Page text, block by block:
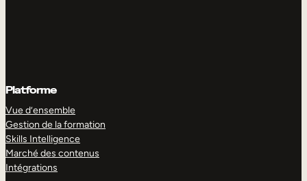
Platforme
Vue d’ensemble
Gestion de la formation
Skills Intelligence
Marché des contenus
Intégrations